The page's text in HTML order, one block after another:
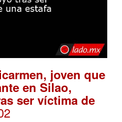
joven que
en Silao,
ser víctima de